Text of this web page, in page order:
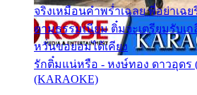
จริงเหมือนคำพร่ำเฉลย พี่อย่าเฉ
ตามธรรมเนียม ติ๋มจะเตรียมรับเ
หวั่นขอยอมได้เคียง
รักติ๋มแน่หรือ - หงษ์ทอง ดาวอุดร
(KARAOKE)